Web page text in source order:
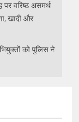
वरिष्ठ असमर्थ
खादी और
को पुलिस ने